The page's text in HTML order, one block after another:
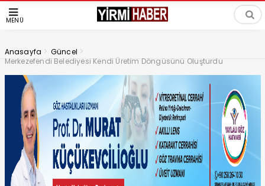
MENÜ
Anasayfa > Güncel >
Merkezefendi Belediyesi Kendi Üretim Döngüsünü Oluşturdu